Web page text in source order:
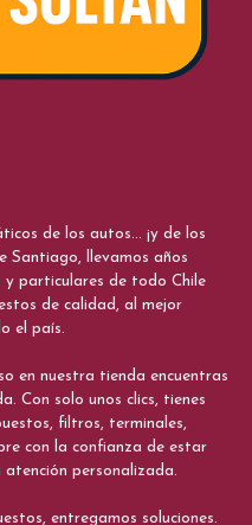
de los autos... ¡y de los
Santiago, llevamos años
y particulares de todo Chile
de calidad, al mejor
el país.
en nuestra tienda encuentras
Con solo unos clics, tienes
filtros, terminales,
con la confianza de estar
personalizada.
entregamos soluciones.